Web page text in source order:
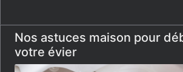
Nos astuces maison pour
votre évier